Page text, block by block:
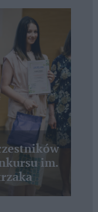
im.